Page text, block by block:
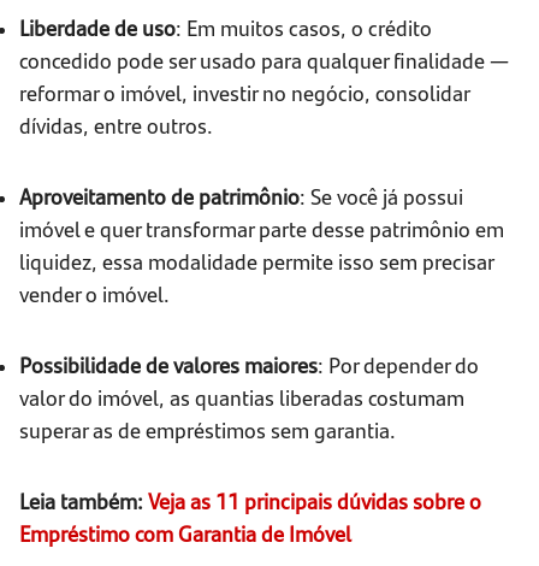
Liberdade de uso: Em muitos casos, o crédito
concedido pode ser usado para qualquer finalidade —
reformar o imóvel, investir no negócio, consolidar
dívidas, entre outros.
Aproveitamento de patrimônio: Se você já possui
imóvel e quer transformar parte desse patrimônio em
liquidez, essa modalidade permite isso sem precisar
vender o imóvel.
Possibilidade de valores maiores: Por depender do
valor do imóvel, as quantias liberadas costumam
superar as de empréstimos sem garantia.
Leia também: Veja as 11 principais dúvidas sobre o
Empréstimo com Garantia de Imóvel